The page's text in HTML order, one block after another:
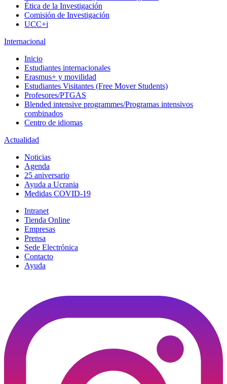
Ética de la Investigación
Comisión de Investigación
UCC+i
Internacional
Inicio
Estudiantes internacionales
Erasmus+ y movilidad
Estudiantes Visitantes (Free Mover Students)
Profesores/PTGAS
Blended intensive programmes/Programas intensivos
combinados
Centro de idiomas
Actualidad
Noticias
Agenda
25 aniversario
Ayuda a Ucrania
Medidas COVID-19
Intranet
Tienda Online
Empresas
Prensa
Sede Electrónica
Contacto
Ayuda